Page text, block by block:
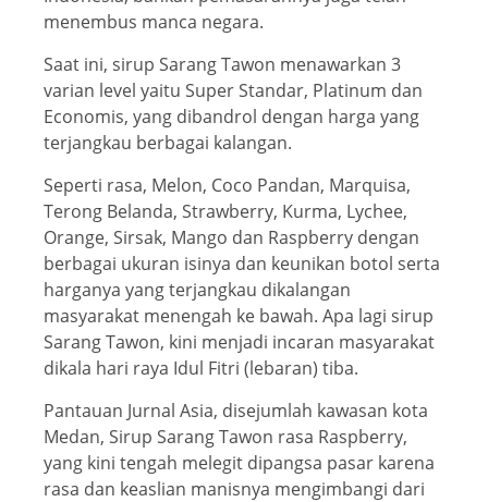
menembus manca negara.
Saat ini, sirup Sarang Tawon menawarkan 3
varian level yaitu Super Standar, Platinum dan
Economis, yang dibandrol dengan harga yang
terjangkau berbagai kalangan.
Seperti rasa, Melon, Coco Pandan, Marquisa,
Terong Belanda, Strawberry, Kurma, Lychee,
Orange, Sirsak, Mango dan Raspberry dengan
berbagai ukuran isinya dan keunikan botol serta
harganya yang terjangkau dikalangan
masyarakat menengah ke bawah. Apa lagi sirup
Sarang Tawon, kini menjadi incaran masyarakat
dikala hari raya Idul Fitri (lebaran) tiba.
Pantauan Jurnal Asia, disejumlah kawasan kota
Medan, Sirup Sarang Tawon rasa Raspberry,
yang kini tengah melegit dipangsa pasar karena
rasa dan keaslian manisnya mengimbangi dari